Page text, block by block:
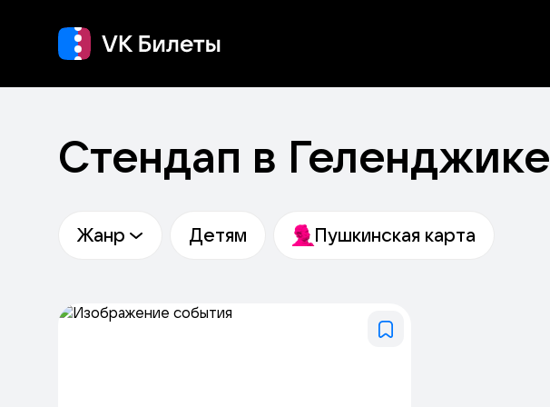
Стендап в Геленджике
Жанр Детям Пушкинская карта